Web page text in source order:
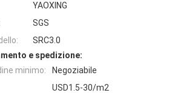
YAOXING
SGS
SRC3.0
e spedizione:
minimo:
Negoziabile
USD1.5-30/m2